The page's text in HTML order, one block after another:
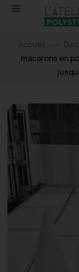
Accueil
macarons en